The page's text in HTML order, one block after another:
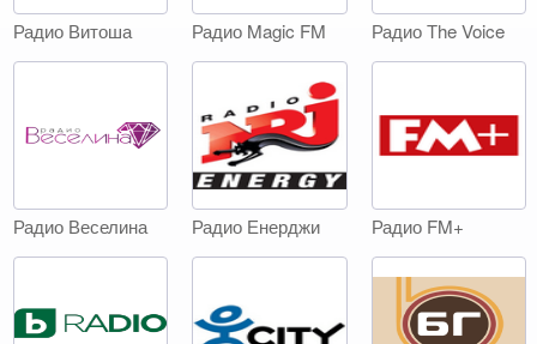
Радио Витоша Радио Magic FM Радио Тhe Voice
Радио Веселина Радио Енерджи Радио FM+